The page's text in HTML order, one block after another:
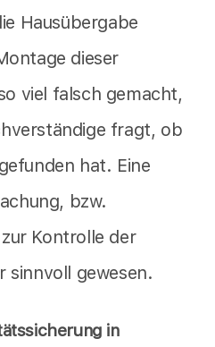
Hausübergabe
dieser
viel falsch gemacht,
fragt, ob
hat. Eine
bzw.
Kontrolle der
sinnvoll gewesen.
in